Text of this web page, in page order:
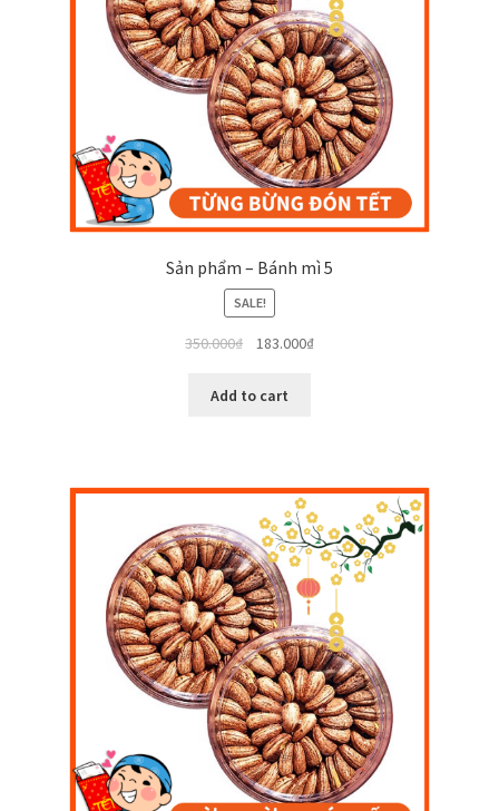
Sản phẩm – Bánh mì 5
SALE!
350.000₫ 183.000₫
Add to cart